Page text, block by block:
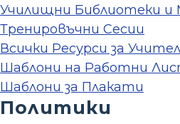
Училищни Библиотеки
Тренировъчни Сесии
Всички Ресурси за
Шаблони на Работни
Шаблони за Плакати
Политики